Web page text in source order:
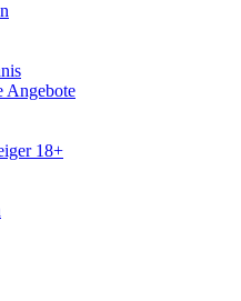
Angebote
18+